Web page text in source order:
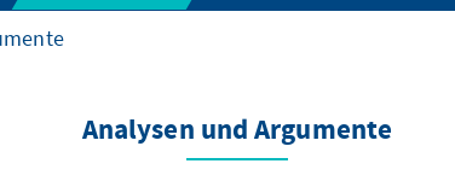
Analysen und Argumente